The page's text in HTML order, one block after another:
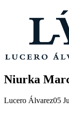
Niurka
Lucero Álvarez05